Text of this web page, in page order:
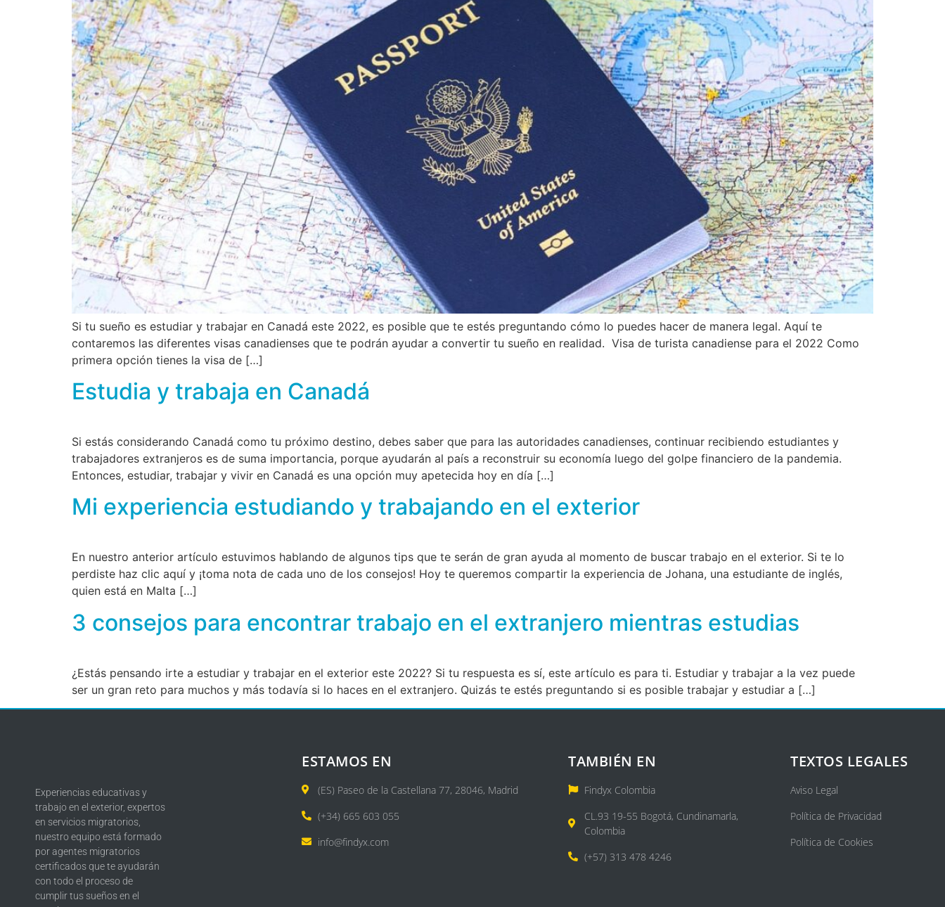
Si tu sueño es estudiar y trabajar en Canadá este 2022, es posible que te estés preguntando cómo lo puedes hacer de manera legal. Aquí te
contaremos las diferentes visas canadienses que te podrán ayudar a convertir tu sueño en realidad. Visa de turista canadiense para el 2022 Como
primera opción tienes la visa de […]
Estudia y trabaja en Canadá
Si estás considerando Canadá como tu próximo destino, debes saber que para las autoridades canadienses, continuar recibiendo estudiantes y
trabajadores extranjeros es de suma importancia, porque ayudarán al país a reconstruir su economía luego del golpe financiero de la pandemia.
Entonces, estudiar, trabajar y vivir en Canadá es una opción muy apetecida hoy en día […]
Mi experiencia estudiando y trabajando en el exterior
En nuestro anterior artículo estuvimos hablando de algunos tips que te serán de gran ayuda al momento de buscar trabajo en el exterior. Si te lo
perdiste haz clic aquí y ¡toma nota de cada uno de los consejos! Hoy te queremos compartir la experiencia de Johana, una estudiante de inglés,
quien está en Malta […]
3 consejos para encontrar trabajo en el extranjero mientras estudias
¿Estás pensando irte a estudiar y trabajar en el exterior este 2022? Si tu respuesta es sí, este artículo es para ti. Estudiar y trabajar a la vez puede
ser un gran reto para muchos y más todavía si lo haces en el extranjero. Quizás te estés preguntando si es posible trabajar y estudiar a […]
Experiencias educativas y
trabajo en el exterior, expertos
en servicios migratorios,
nuestro equipo está formado
por agentes migratorios
certificados que te ayudarán
con todo el proceso de
cumplir tus sueños en el
ESTAMOS EN
(ES) Paseo de la Castellana 77, 28046, Madrid
(+34) 665 603 055
info@findyx.com
TAMBIÉN EN
Findyx Colombia
CL.93 19-55 Bogotá, Cundinamarla,
Colombia
(+57) 313 478 4246
TEXTOS LEGALES
Aviso Legal
Política de Privacidad
Política de Cookies